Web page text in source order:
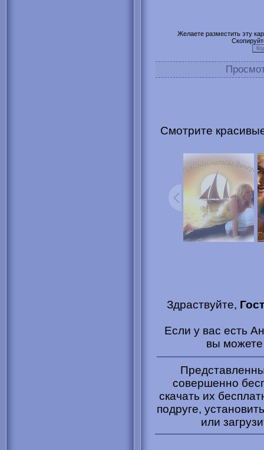
Желаете разместить эту
Смотрите
Здраствуйте,
Если у вас есть
вы
совершенно
скачать их
подруге,
или